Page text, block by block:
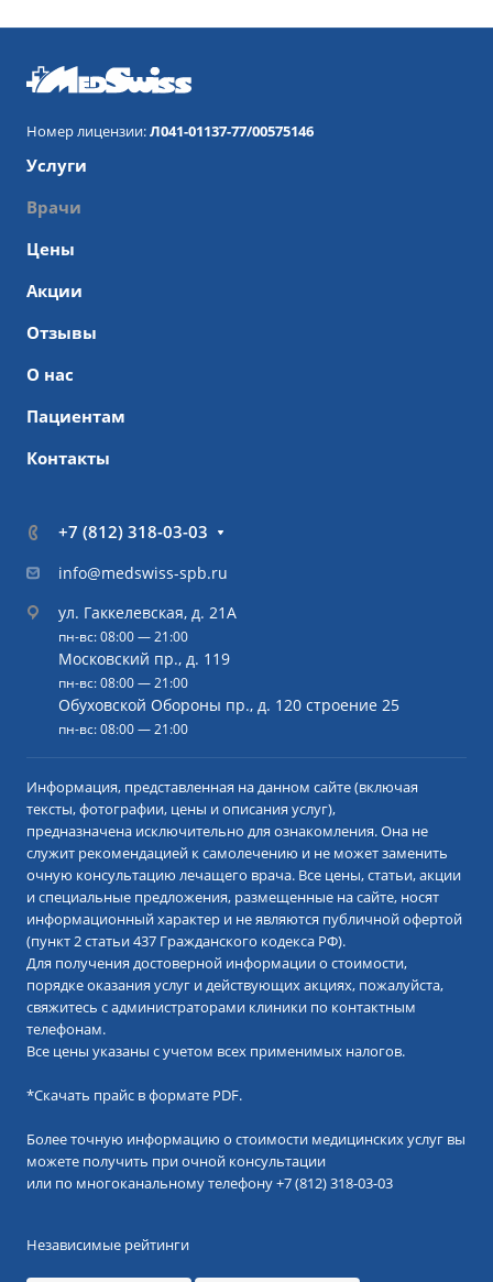
Номер лицензии:Л041-01137-77/00575146
Услуги
Врачи
Цены
Акции
Отзывы
О нас
Пациентам
Контакты
+7 (812) 318-03-03
info@medswiss-spb.ru
ул. Гаккелевская, д. 21А
пн-вс: 08:00 — 21:00
Московский пр., д. 119
пн-вс: 08:00 — 21:00
Обуховской Обороны пр., д. 120 строение 25
пн-вс: 08:00 — 21:00
Информация, представленная на данном сайте (включая
тексты, фотографии, цены и описания услуг),
предназначена исключительно для ознакомления. Она не
служит рекомендацией к самолечению и не может заменить
очную консультацию лечащего врача. Все цены, статьи, акции
и специальные предложения, размещенные на сайте, носят
информационный характер и не являются публичной офертой
(пункт 2 статьи 437 Гражданского кодекса РФ).
Для получения достоверной информации о стоимости,
порядке оказания услуг и действующих акциях, пожалуйста,
свяжитесь с администраторами клиники по контактным
телефонам.
Все цены указаны с учетом всех применимых налогов.
*Скачать прайс в формате PDF.
Более точную информацию о стоимости медицинских услуг вы
можете получить при очной консультации
или по многоканальному телефону+7 (812) 318-03-03
Независимые рейтинги